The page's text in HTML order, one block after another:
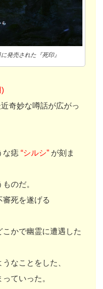
発売された『死印』
)
奇妙な噂話が広がっ
な痣 “シルシ” が刻ま
のだ。
死を遂げる
かで幽霊に遭遇した
なことをした、
ていった。